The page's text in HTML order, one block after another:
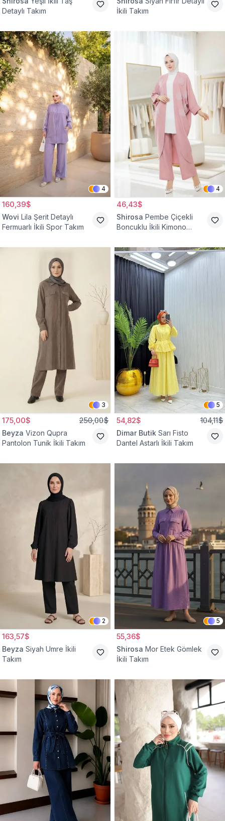
Detaylı Takım
İkili Takım
4
160,39$
Wovi Lila Şerit Detaylı
Fermuarlı İkili Spor Takım
4
46,43$
Shirosa Pembe Çiçekli
Boncuklu İkili Kimono
3
175,00$ 250,00$
Beyza Vizon Qupra
Pantolon Tunik İkili Takım
5
54,82$ 104,11$
Dimar Butik Sarı Fisto
Dantel Astarlı İkili Takım
2
163,57$
Beyza Siyah Umre İkili
Takım
5
55,36$
Shirosa Mor Etek Gömlek
İkili Takım